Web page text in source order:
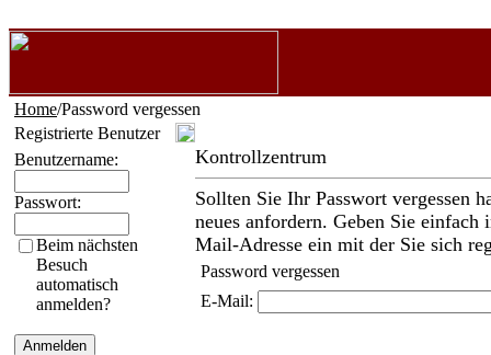
Home/Password vergessen
Registrierte Benutzer
Benutzername:
Passwort:
Beim nächsten
Besuch
automatisch
anmelden?
Kontrollzentrum
Sollten Sie Ihr Passwort vergessen
neues anfordern. Geben Sie
Mail-Adresse ein mit der Sie sich
Password vergessen
E-Mail: